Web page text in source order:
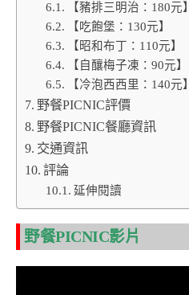
【豬排三明治：180元】
【吃飽堡：130元】
【昭和布丁：110元】
【自釀梅子凍：90元】
【冷泡西西里：140元】
野餐PICNIC評價
野餐PICNIC餐廳資訊
交通資訊
評論
延伸閱讀
野餐PICNIC影片